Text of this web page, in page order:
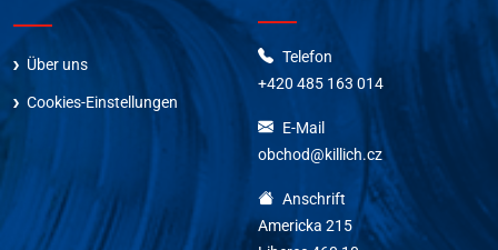
Über uns
Cookies-Einstellungen
Telefon
+420 485 163 014
E-Mail
obchod@killich.cz
Anschrift
Americka 215